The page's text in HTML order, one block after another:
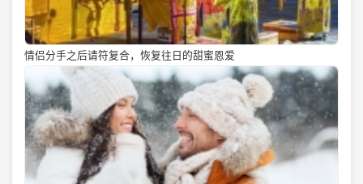
情侣分手之后请符复合，恢复往日的甜蜜恩爱